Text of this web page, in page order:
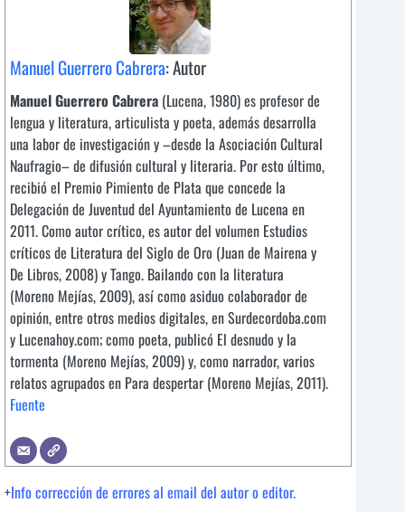
Manuel Guerrero Cabrera: Autor
Manuel Guerrero Cabrera (Lucena, 1980) es profesor de
lengua y literatura, articulista y poeta, además desarrolla
una labor de investigación y –desde la Asociación Cultural
Naufragio– de difusión cultural y literaria. Por esto último,
recibió el Premio Pimiento de Plata que concede la
Delegación de Juventud del Ayuntamiento de Lucena en
2011. Como autor crítico, es autor del volumen Estudios
críticos de Literatura del Siglo de Oro (Juan de Mairena y
De Libros, 2008) y Tango. Bailando con la literatura
(Moreno Mejías, 2009), así como asiduo colaborador de
opinión, entre otros medios digitales, en Surdecordoba.com
y Lucenahoy.com; como poeta, publicó El desnudo y la
tormenta (Moreno Mejías, 2009) y, como narrador, varios
relatos agrupados en Para despertar (Moreno Mejías, 2011).
Fuente
+Info corrección de errores al email del autor o editor.